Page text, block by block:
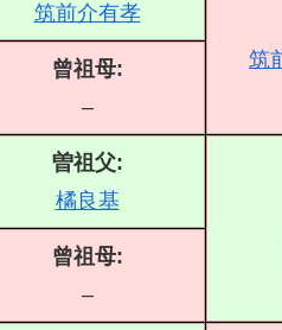
筑前介有孝
筑
曾祖母:
–
曽祖父:
橘良基
曾祖母:
–